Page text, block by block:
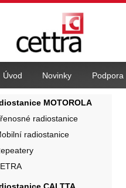
MOTOROLA
radiostanice
radiostanice
CALTTA
Úvod Novinky Podpora